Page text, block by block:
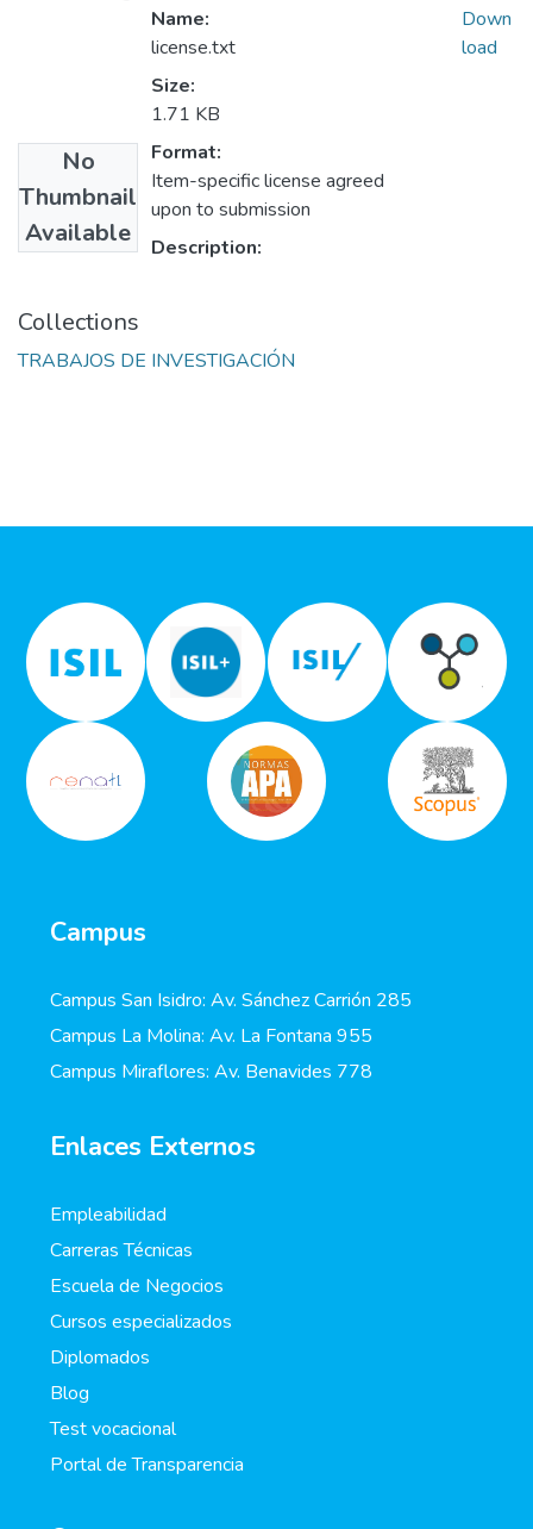
No
Thumbnail
Available
Name:
license.txt
Size:
1.71 KB
Format:
Item-specific license agreed
upon to submission
Description:
Down
load
Collections
TRABAJOS DE INVESTIGACIÓN
Campus
Campus San Isidro: Av. Sánchez Carrión 285
Campus La Molina: Av. La Fontana 955
Campus Miraflores: Av. Benavides 778
Enlaces Externos
Empleabilidad
Carreras Técnicas
Escuela de Negocios
Cursos especializados
Diplomados
Blog
Test vocacional
Portal de Transparencia